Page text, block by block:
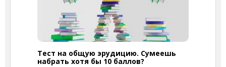
Тест на общую эрудицию. Сумеешь
набрать хотя бы 10 баллов?